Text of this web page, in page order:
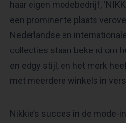
haar eigen modebedrijf,
een prominente plaats
Nederlandse en
collecties staan bekend om
en edgy stijl, en het merk
met meerdere winkels in
Nikkie’s succes in de mode-